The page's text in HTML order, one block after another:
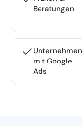
Beratungen
Unternehmen
mit Google
Ads